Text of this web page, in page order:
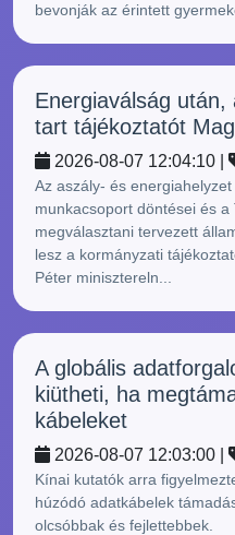
bevonják az érintett
Energiaválság
tart tájékoztatót
2026-08-07 12:04:10 |
Az aszály- és
munkacsoport döntései és
megválasztani tervezett
lesz a kormányzati
Péter minisztereln...
A globális
kiütheti, ha
kábeleket
2026-08-07 12:03:00 |
Kínai kutatók arra
húzódó adatkábelek
olcsóbbak és fejlettebbek.